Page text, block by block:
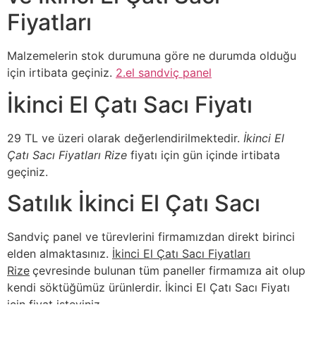
Fiyatları
Malzemelerin stok durumuna göre ne durumda olduğu
için irtibata geçiniz. 2.el sandviç panel
İkinci El Çatı Sacı Fiyatı
29 TL ve üzeri olarak değerlendirilmektedir. İkinci El
Çatı Sacı Fiyatları Rize fiyatı için gün içinde irtibata
geçiniz.
Satılık İkinci El Çatı Sacı
Sandviç panel ve türevlerini firmamızdan direkt birinci
elden almaktasınız. İkinci El Çatı Sacı Fiyatları
Rize çevresinde bulunan tüm paneller firmamıza ait olup
kendi söktüğümüz ürünlerdir. İkinci El Çatı Sacı Fiyatı
için fiyat isteyiniz.